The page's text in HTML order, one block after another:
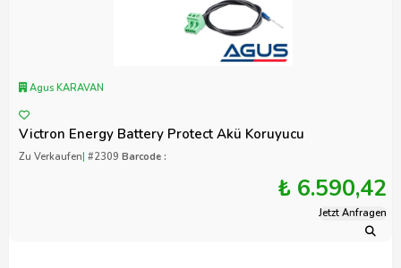
Agus KARAVAN
Victron Energy Battery Protect Akü Koruyucu
Zu Verkaufen| #2309 Barcode :
₺ 6.590,42
Jetzt Anfragen